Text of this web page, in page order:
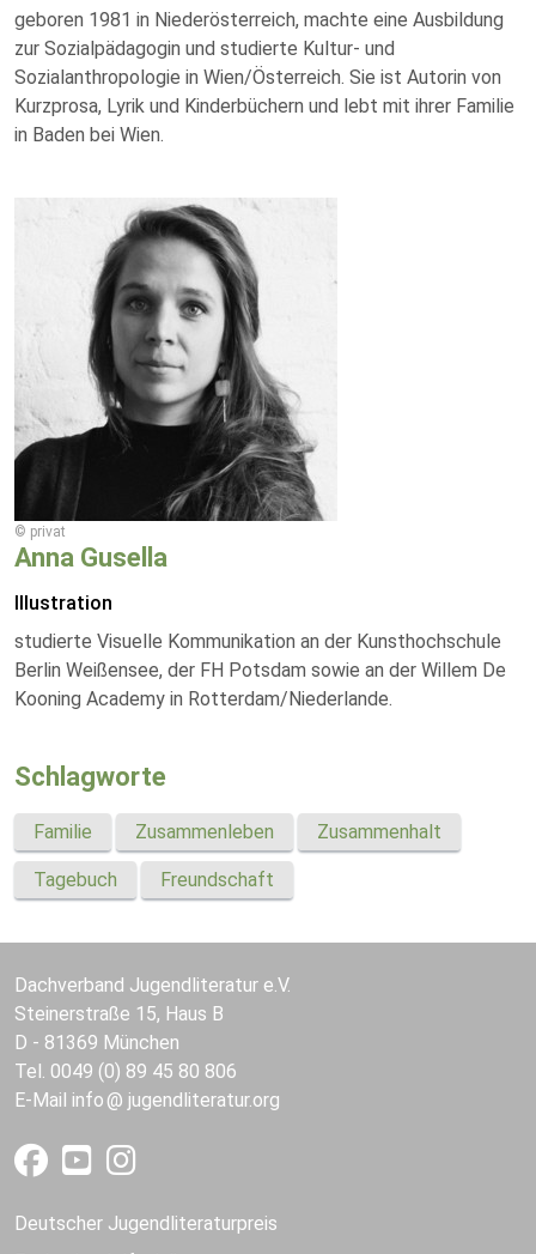
geboren 1981 in Niederösterreich, machte eine Ausbildung
zur Sozialpädagogin und studierte Kultur- und
Sozialanthropologie in Wien/Österreich. Sie ist Autorin von
Kurzprosa, Lyrik und Kinderbüchern und lebt mit ihrer Familie
in Baden bei Wien.
© privat
Anna Gusella
Illustration
studierte Visuelle Kommunikation an der Kunsthochschule
Berlin Weißensee, der FH Potsdam sowie an der Willem De
Kooning Academy in Rotterdam/Niederlande.
Schlagworte
Familie Zusammenleben Zusammenhalt
Tagebuch Freundschaft
Dachverband Jugendliteratur e.V.
Steinerstraße 15, Haus B
D - 81369 München
Tel. 0049 (0) 89 45 80 806
E-Mail info jugendliteratur.org
Deutscher Jugendliteraturpreis